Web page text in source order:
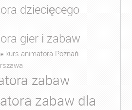
dziecięcego
gier i zabaw
kurs animatora Poznań
zabaw
zabaw dla